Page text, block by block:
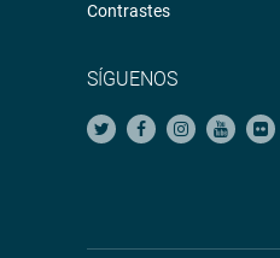
Contrastes
SÍGUENOS